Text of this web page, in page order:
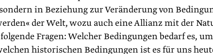
in Beziehung zur Veränderung von
der Welt, wozu auch eine Allianz mit der
Fragen: Welcher Bedingungen bedarf es, um
historischen Bedingungen ist es für uns